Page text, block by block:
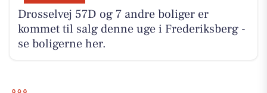
Drosselvej 57D og 7 andre boliger er
kommet til salg denne uge i Frederiksberg -
se boligerne her.